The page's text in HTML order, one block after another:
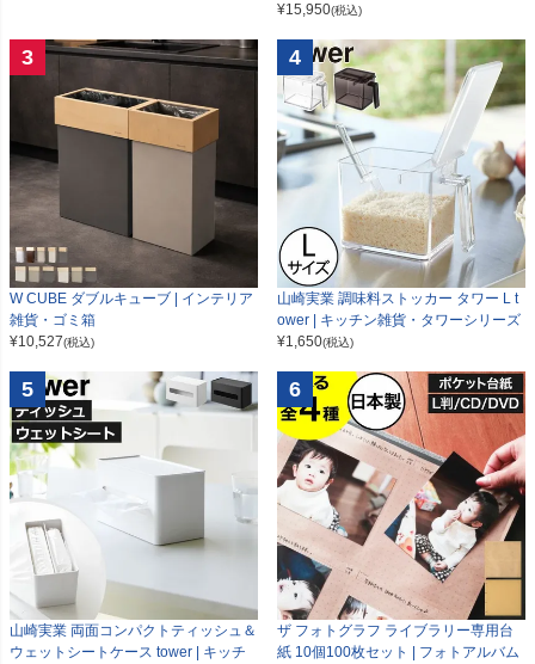
¥15,950(税込)
3
W CUBE ダブルキューブ | インテリア
雑貨・ゴミ箱
¥10,527(税込)
4
山崎実業 調味料ストッカー タワー L t
ower | キッチン雑貨・タワーシリーズ
¥1,650(税込)
5
山崎実業 両面コンパクトティッシュ＆
ウェットシートケース tower | キッチ
6
ザ フォトグラフ ライブラリー専用台
紙 10個100枚セット | フォトアルバム